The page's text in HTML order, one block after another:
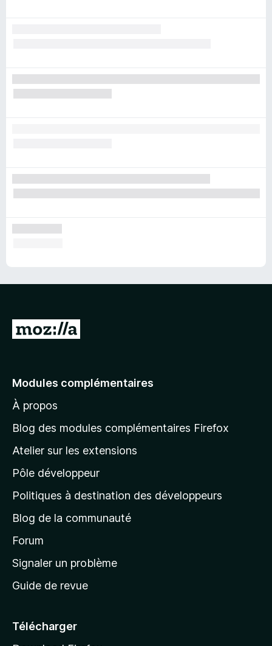
A
e
à
l
p
a
g
d
a
c
e
Modules complémentaires
À propos
Blog des modules complémentaires Firefox
Atelier sur les extensions
Pôle développeur
Politiques à destination des développeurs
Blog de la communauté
Forum
Signaler un problème
Guide de revue
Télécharger